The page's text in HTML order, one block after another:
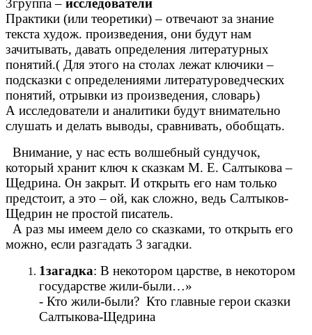
3группа – исследователи
Практики (или теоретики) – отвечают за знание
текста худож. произведения, они будут нам
зачитывать, давать определения литературных
понятий.( Для этого на столах лежат ключики –
подсказки с определениями литературоведческих
понятий, отрывки из произведения, словарь)
А исследователи и аналитики будут внимательно
слушать и делать выводы, сравнивать, обобщать.
Внимание, у нас есть волшебный сундучок,
который хранит ключ к сказкам М. Е. Салтыкова –
Щедрина. Он закрыт. И открыть его нам только
предстоит, а это – ой, как сложно, ведь Салтыков-
Щедрин не простой писатель.
А раз мы имеем дело со сказками, то открыть его
можно, если разгадать 3 загадки.
1загадка: В некотором царстве, в некотором
государстве жили-были…»
- Кто жили-были? Кто главные герои сказки
Салтыкова-Щедрина